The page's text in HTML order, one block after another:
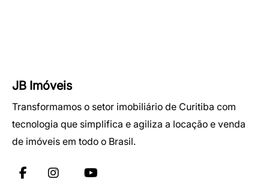
JB Imóveis
Transformamos o setor imobiliário de Curitiba com
tecnologia que simplifica e agiliza a locação e venda
de imóveis em todo o Brasil.